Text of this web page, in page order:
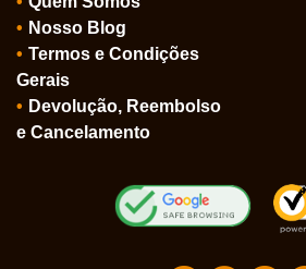
Nosso Blog
Termos e Condições
Gerais
Devolução, Reembolso
e Cancelamento